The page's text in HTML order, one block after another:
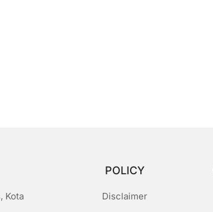
Kota
POLICY
Disclaimer